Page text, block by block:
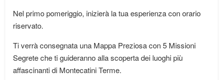
Nel primo pomeriggio, inizierà la tua esperienza con orario
riservato.
Ti verrà consegnata una Mappa Preziosa con 5 Missioni
Segrete che ti guideranno alla scoperta dei luoghi più
affascinanti di Montecatini Terme.